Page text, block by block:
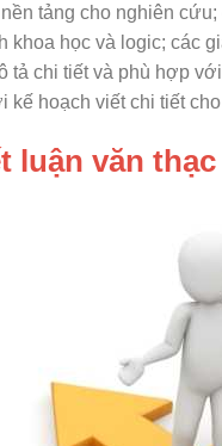
tảng cho nghiên
khoa học và logic; các
chi tiết và phù hợp
hoạch viết chi tiết
luận văn